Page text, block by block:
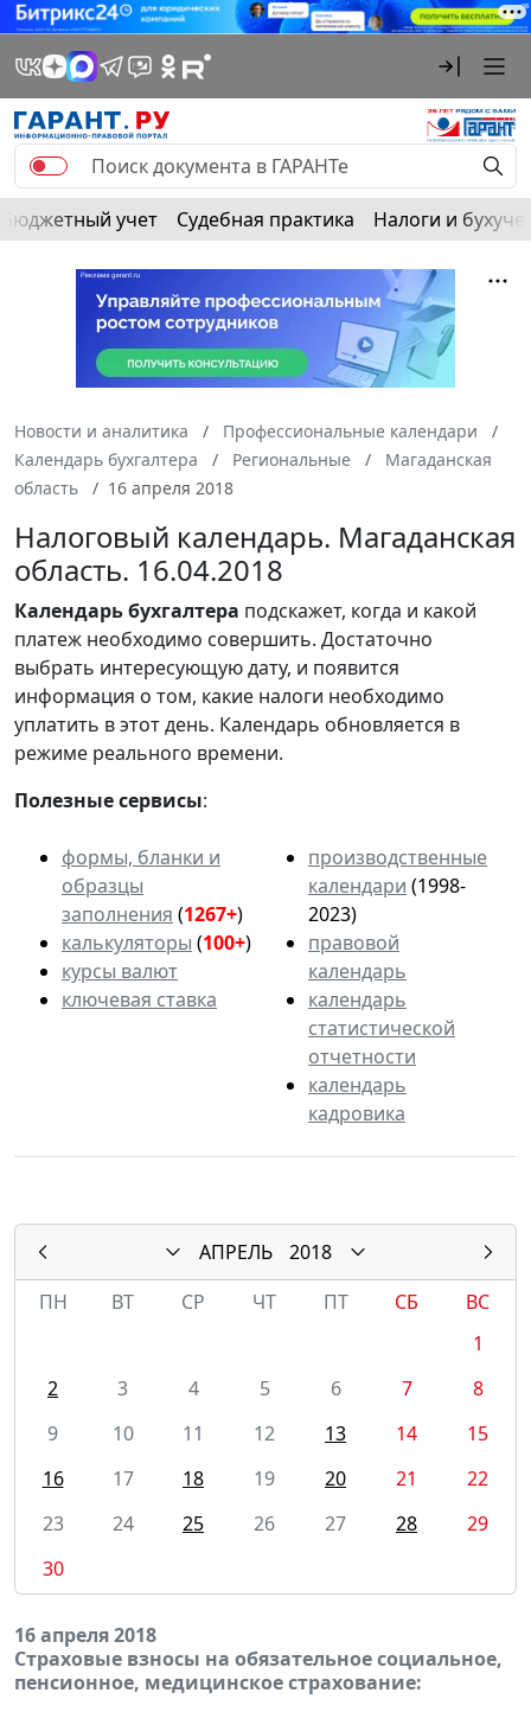
Бюджетный учет Судебная практика Налоги и
Новости и аналитика
Профессиональные календари
Календарь бухгалтера
Региональные
Магаданская
область
16 апреля 2018
Налоговый календарь. Магаданская
область. 16.04.2018
Календарьбухгалтера подскажет, когда и какой
платеж необходимо совершить. Достаточно
выбрать интересующую дату, и появится
информация о том, какие налоги необходимо
уплатить в этот день. Календарь обновляется в
режиме реального времени.
Полезные сервисы:
формы, бланки и
образцы
заполнения (1267+)
калькуляторы (100+)
курсы валют
ключевая ставка
производственные
календари (1998-
2023)
правовой
календарь
календарь
статистической
отчетности
календарь
кадровика
АПРЕЛЬ
2018
ПН
ВТ СР ЧТ ПТ СБ
ВС
1
2
3 4 5 6 7
8
9
10 11 12 13 14
15
16
17 18 19 20 21
22
23
24 25 26 27 28
29
30
16 апреля 2018
Страховые взносы на обязательное социальное,
пенсионное, медицинское страхование: